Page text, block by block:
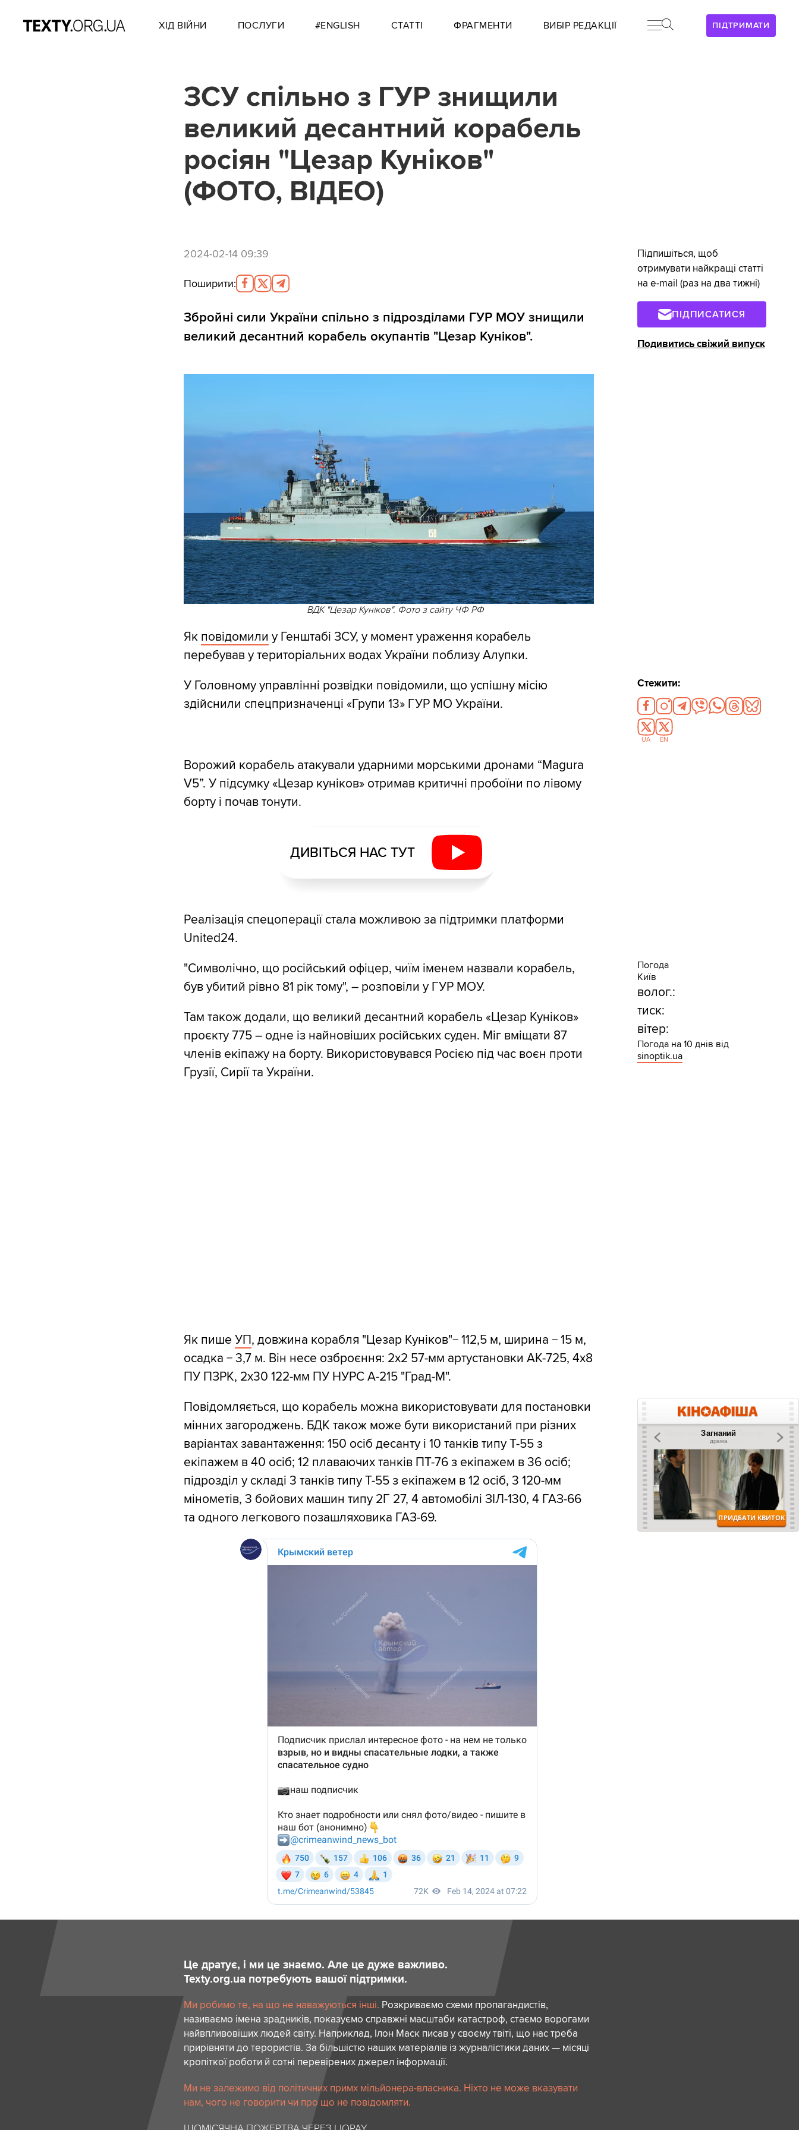
ПІДТРИМАТИ
ХІД ВІЙНИ ПОСЛУГИ #ENGLISH СТАТТІ ФРАГМЕНТИ ВИБІР РЕДАКЦІЇ
ЗСУ спільно з ГУР знищили
великий десантний корабель
росіян "Цезар Куніков"
(ФОТО, ВІДЕО)
2024-02-14 09:39
Поширити:
Збройні сили України спільно з підрозділами ГУР МОУ знищили
великий десантний корабель окупантів "Цезар Куніков".
ВДК "Цезар Куніков". Фото з сайту ЧФ РФ
Як повідомили у Генштабі ЗСУ, у момент ураження корабель
перебував у територіальних водах України поблизу Алупки.
У Головному управлінні розвідки повідомили, що успішну місію
здійснили спецпризначенці «Групи 13» ГУР МО України.
Ворожий корабель атакували ударними морськими дронами “Magura
V5”. У підсумку «Цезар куніков» отримав критичні пробоїни по лівому
борту і почав тонути.
ДИВІТЬСЯ НАС ТУТ
Реалізація спецоперації стала можливою за підтримки платформи
United24.
"Символічно, що російський офіцер, чиїм іменем назвали корабель,
був убитий рівно 81 рік тому", ― розповіли у ГУР МОУ.
Там також додали, що великий десантний корабель «Цезар Куніков»
проєкту 775 ― одне із найновіших російських суден. Міг вміщати 87
членів екіпажу на борту. Використовувався Росією під час воєн проти
Грузії, Сирії та України.
Як пише УП, довжина корабля "Цезар Куніков"− 112,5 м, ширина − 15 м,
осадка − 3,7 м. Він несе озброєння: 2х2 57-мм артустановки АК-725, 4х8
ПУ ПЗРК, 2х30 122-мм ПУ НУРС А-215 "Град-М".
Повідомляється, що корабель можна використовувати для постановки
мінних загороджень. БДК також може бути використаний при різних
варіантах завантаження: 150 осіб десанту і 10 танків типу Т-55 з
екіпажем в 40 осіб; 12 плаваючих танків ПТ-76 з екіпажем в 36 осіб;
підрозділ у складі 3 танків типу Т-55 з екіпажем в 12 осіб, 3 120-мм
мінометів, 3 бойових машин типу 2Г 27, 4 автомобілі ЗІЛ-130, 4 ГАЗ-66
та одного легкового позашляховика ГАЗ-69.
Це дратує, і ми це знаємо. Але це дуже важливо.
Texty.org.ua потребують вашої підтримки.
Ми робимо те, на що не наважуються інші. Розкриваємо схеми пропагандистів,
називаємо імена зрадників, показуємо справжні масштаби катастроф, стаємо ворогами
найвпливовіших людей світу. Наприклад, Ілон Маск писав у своєму твіті, що нас треба
прирівняти до терористів. За більшістю наших матеріалів із журналістики даних — місяці
кропіткої роботи й сотні перевірених джерел інформації.
Ми не залежимо від політичних примх мільйонера-власника. Ніхто не може вказувати
нам, чого не говорити чи про що не повідомляти.
Підпишіться, щоб
отримувати найкращі статті
на e-mail (раз на два тижні)
ПІДПИСАТИСЯ
Подивитись свіжий випуск
Стежити:
UA EN
Погода
Київ
волог.:
тиск:
вітер:
Погода на 10 днів від
sinoptik.ua